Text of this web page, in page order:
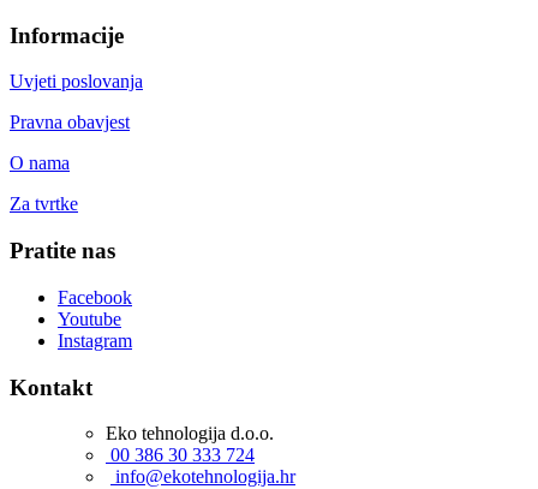
Informacije
Uvjeti poslovanja
Pravna obavjest
O nama
Za tvrtke
Pratite nas
Facebook
Youtube
Instagram
Kontakt
Eko tehnologija d.o.o.
00 386 30 333 724
info@ekotehnologija.hr